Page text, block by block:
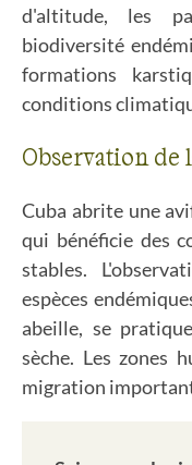
d'altitude, les
biodiversité
formations
conditions
Observation
Cuba abrite une
qui bénéficie des
stables.
espèces
abeille, se
sèche. Les zones
migration